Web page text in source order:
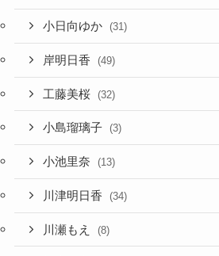
小日向ゆか (31)
岸明日香 (49)
工藤美桜 (32)
小島瑠璃子 (3)
小池里奈 (13)
川津明日香 (34)
川瀬もえ (8)